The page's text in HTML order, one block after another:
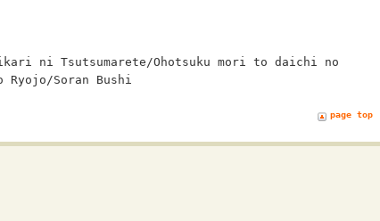
ni Tsutsumarete/Ohotsuku mori to daichi no
Soran Bushi
page top